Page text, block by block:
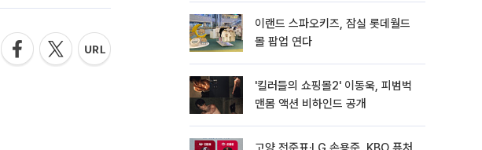
이랜드 스파오키즈, 잠실 롯데월드
몰 팝업 연다
'킬러들의 쇼핑몰2' 이동욱, 피범벅
맨몸 액션 비하인드 공개